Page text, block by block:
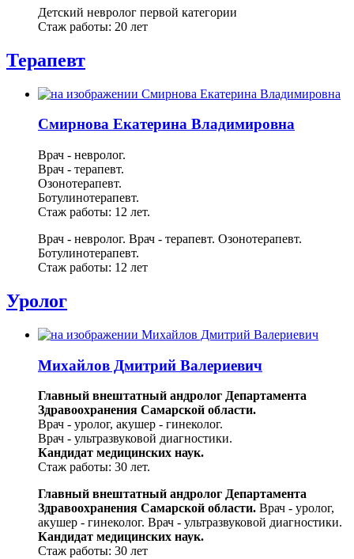
Детский невролог первой категории
Стаж работы: 20 лет
Терапевт
Смирнова Екатерина Владимировна
Врач - невролог.
Врач - терапевт.
Озонотерапевт.
Ботулинотерапевт.
Стаж работы: 12 лет.
Врач - невролог. Врач - терапевт. Озонотерапевт.
Ботулинотерапевт.
Стаж работы: 12 лет
Уролог
Михайлов Дмитрий Валериевич
Главный внештатный андролог Департамента
Здравоохранения Самарской области.
Врач - уролог, акушер - гинеколог.
Врач - ультразвуковой диагностики.
Кандидат медицинских наук.
Стаж работы: 30 лет.
Главный внештатный андролог Департамента
Здравоохранения Самарской области. Врач - уролог,
акушер - гинеколог. Врач - ультразвуковой диагностики.
Кандидат медицинских наук.
Стаж работы: 30 лет